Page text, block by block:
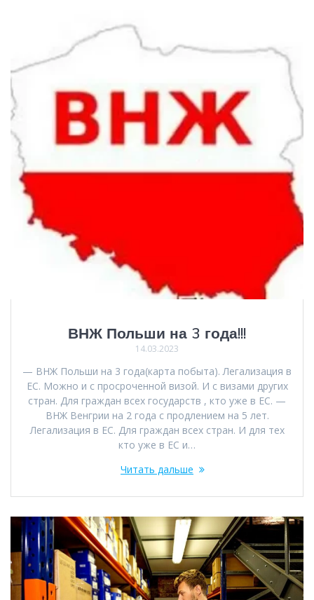
ВНЖ Польши на 3 года!!!
14.03.2023
— ВНЖ Польши на 3 года(карта побыта). Легализация в
ЕС. Можно и с просроченной визой. И с визами других
стран. Для граждан всех государств , кто уже в ЕС. —
ВНЖ Венгрии на 2 года с продлением на 5 лет.
Легализация в ЕС. Для граждан всех стран. И для тех
кто уже в ЕС и…
Читать дальше